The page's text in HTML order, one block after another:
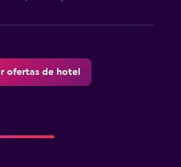
ofertas de hotel